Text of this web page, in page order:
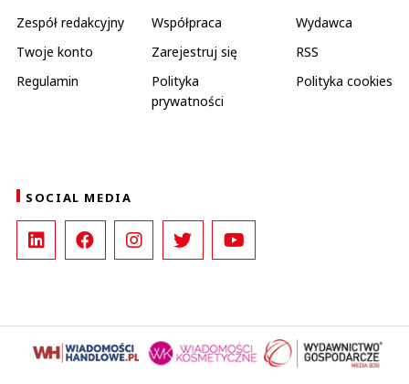
Zespół redakcyjny Współpraca
Wydawca
Twoje konto
Zarejestruj się
RSS
Regulamin
Polityka
prywatności
Polityka cookies
SOCIAL MEDIA